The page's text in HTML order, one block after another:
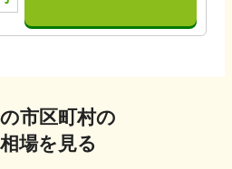
の市区町村の
場を見る